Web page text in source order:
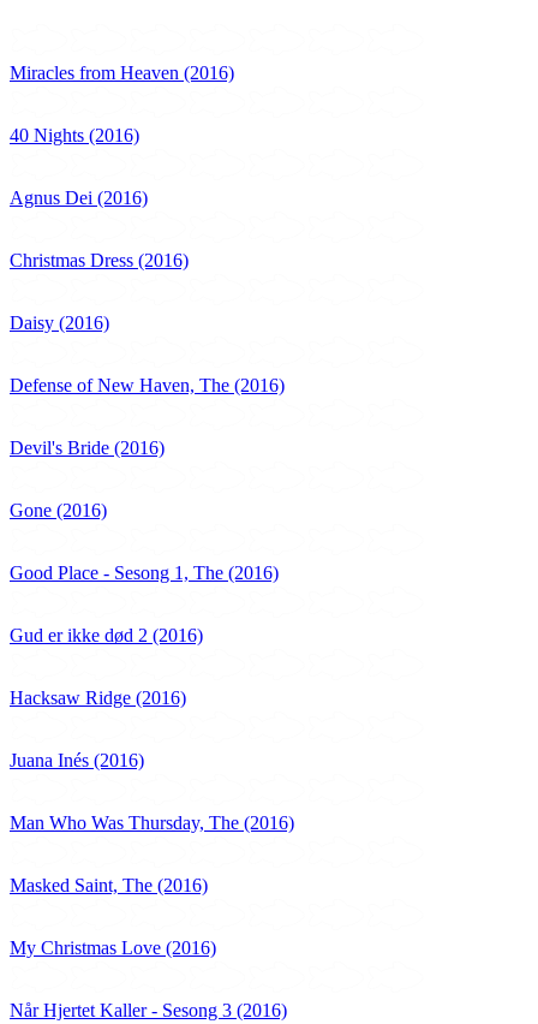
Miracles from Heaven (2016)
40 Nights (2016)
Agnus Dei (2016)
Christmas Dress (2016)
Daisy (2016)
Defense of New Haven, The (2016)
Devil's Bride (2016)
Gone (2016)
Good Place - Sesong 1, The (2016)
Gud er ikke død 2 (2016)
Hacksaw Ridge (2016)
Juana Inés (2016)
Man Who Was Thursday, The (2016)
Masked Saint, The (2016)
My Christmas Love (2016)
Når Hjertet Kaller - Sesong 3 (2016)